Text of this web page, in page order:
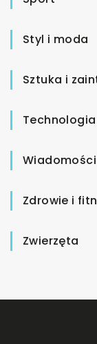
Styl i moda
Sztuka i
Zdrowie i
Zwierzęta